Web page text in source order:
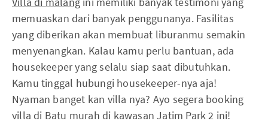
memuaskan dari banyak penggunanya. Fasilitas
yang diberikan akan membuat liburanmu semakin
menyenangkan. Kalau kamu perlu bantuan, ada
housekeeper yang selalu siap saat dibutuhkan.
Kamu tinggal hubungi housekeeper-nya aja!
Nyaman banget kan villa nya? Ayo segera booking
villa di Batu murah di kawasan Jatim Park 2 ini!